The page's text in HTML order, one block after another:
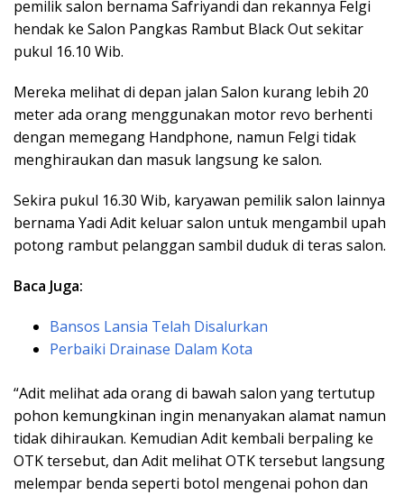
pemilik salon bernama Safriyandi dan rekannya Felgi
hendak ke Salon Pangkas Rambut Black Out sekitar
pukul 16.10 Wib.
Mereka melihat di depan jalan Salon kurang lebih 20
meter ada orang menggunakan motor revo berhenti
dengan memegang Handphone, namun Felgi tidak
menghiraukan dan masuk langsung ke salon.
Sekira pukul 16.30 Wib, karyawan pemilik salon lainnya
bernama Yadi Adit keluar salon untuk mengambil upah
potong rambut pelanggan sambil duduk di teras salon.
Baca Juga:
Bansos Lansia Telah Disalurkan
Perbaiki Drainase Dalam Kota
“Adit melihat ada orang di bawah salon yang tertutup
pohon kemungkinan ingin menanyakan alamat namun
tidak dihiraukan. Kemudian Adit kembali berpaling ke
OTK tersebut, dan Adit melihat OTK tersebut langsung
melempar benda seperti botol mengenai pohon dan